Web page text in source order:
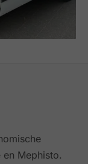
Mephisto.